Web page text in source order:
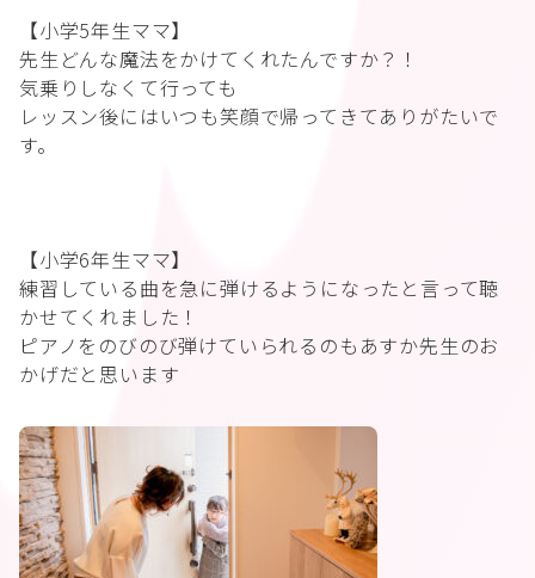
【小学5年生ママ】
先生どんな魔法をかけてくれたんですか？！
気乗りしなくて行っても
レッスン後にはいつも笑顔で帰ってきてありがたいで
す。
【小学6年生ママ】
練習している曲を急に弾けるようになったと言って聴
かせてくれました！
ピアノをのびのび弾けていられるのもあすか先生のお
かげだと思います